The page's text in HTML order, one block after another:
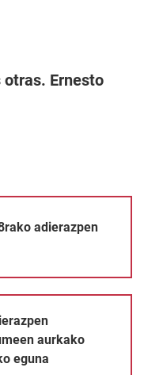
Ernesto
adierazpen
aurkako
eguna